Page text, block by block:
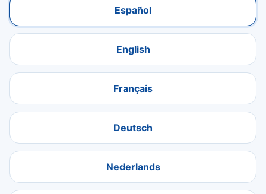
Español
English
Français
Deutsch
Nederlands